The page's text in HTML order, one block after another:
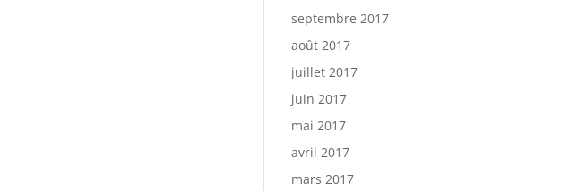
septembre 2017
août 2017
juillet 2017
juin 2017
mai 2017
avril 2017
mars 2017